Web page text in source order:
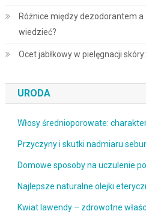
Różnice między dezodorantem
wiedzieć?
Ocet jabłkowy w pielęgnacji
URODA
Włosy średnioporowate:
Przyczyny i skutki nadmiaru
Domowe sposoby na uczulenie
Najlepsze naturalne olejki
Kwiat lawendy – zdrowotne